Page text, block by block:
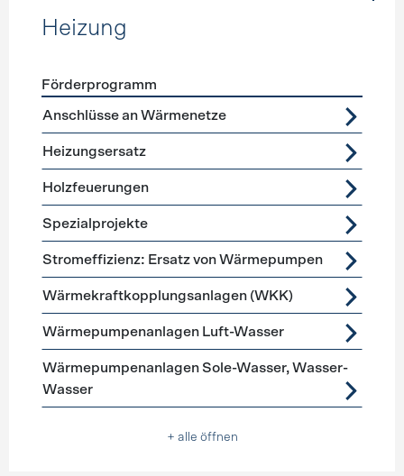
Heizung
Förderprogramme
Förderprogramm
Anschlüsse an Wärmenetze
Heizungsersatz
Holzfeuerungen
Spezialprojekte
Stromeffizienz: Ersatz von Wärmepumpen
Wärmekraftkopplungsanlagen (WKK)
Wärmepumpenanlagen Luft-Wasser
Wärmepumpenanlagen Sole-Wasser, Wasser-
Wasser
+ alle öffnen